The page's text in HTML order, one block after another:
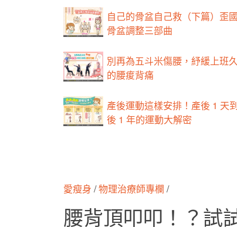
自己的骨盆自己救（下篇）歪
骨盆調整三部曲
別再為五斗米傷腰，紓緩上班
的腰痠背痛
產後運動這樣安排！產後 1 天
後 1 年的運動大解密
愛瘦身 /物理治療師專欄 /
腰背頂叩叩！？試